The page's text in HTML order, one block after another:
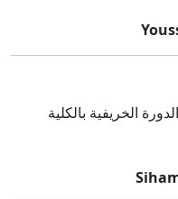
الخريفية بالكلية